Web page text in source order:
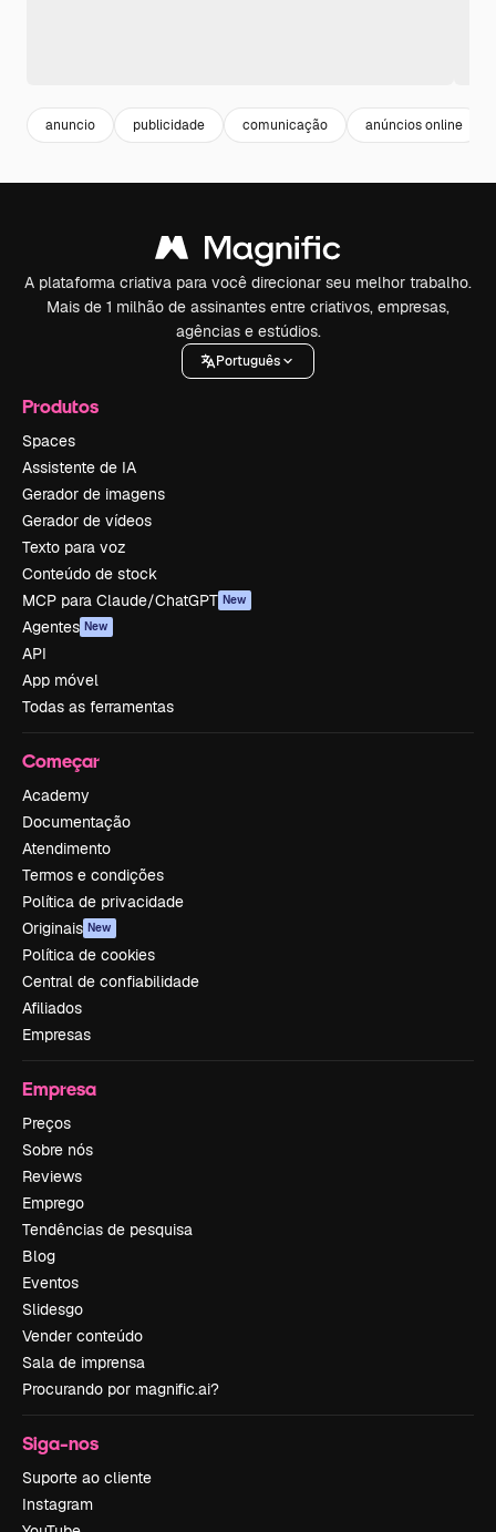
anuncio publicidade comunicação anúncios online
A plataforma criativa para você direcionar seu melhor trabalho.
Mais de 1 milhão de assinantes entre criativos, empresas,
agências e estúdios.
Português
Produtos
Spaces
Assistente de IA
Gerador de imagens
Gerador de vídeos
Texto para voz
Conteúdo de stock
MCP para Claude/ChatGPT New
Agentes New
API
App móvel
Todas as ferramentas
Começar
Academy
Documentação
Atendimento
Termos e condições
Política de privacidade
Originais New
Política de cookies
Central de confiabilidade
Afiliados
Empresas
Empresa
Preços
Sobre nós
Reviews
Emprego
Tendências de pesquisa
Blog
Eventos
Slidesgo
Vender conteúdo
Sala de imprensa
Procurando por magnific.ai?
Siga-nos
Suporte ao cliente
Instagram